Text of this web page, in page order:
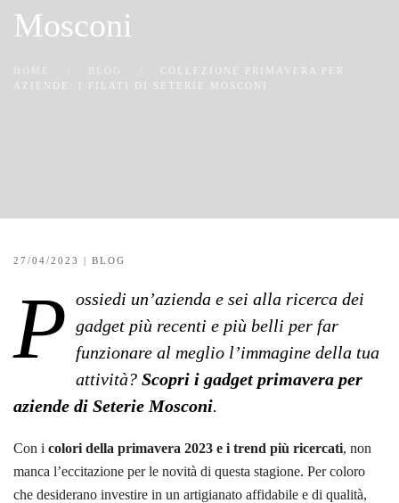
Mosconi
HOME BLOG
COLLEZIONE PRIMAVERA PER
AZIENDE: I FILATI DI SETERIE MOSCONI
27/04/2023 | BLOG
P ossiedi un’azienda e sei alla ricerca dei
gadget più recenti e più belli per far
funzionare al meglio l’immagine della tua
attività? Scopri i gadget primavera per
aziende di Seterie Mosconi.
Con i colori della primavera 2023 e i trend più ricercati, non
manca l’eccitazione per le novità di questa stagione. Per coloro
che desiderano investire in un artigianato affidabile e di qualità,